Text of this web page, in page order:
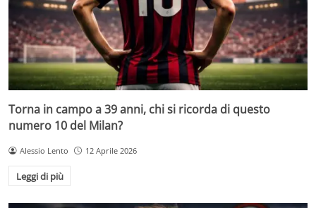
Torna in campo a 39 anni, chi si ricorda di questo
numero 10 del Milan?
Alessio Lento 12 Aprile 2026
Leggi di più